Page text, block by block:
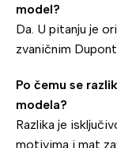
model?
Da. U pitanju je
zvaničnim
Po čemu se
modela?
Razlika je
motivima i mat